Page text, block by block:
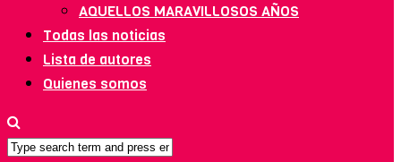
AQUELLOS MARAVILLOSOS AÑOS
Todas las noticias
Lista de autores
Quienes somos